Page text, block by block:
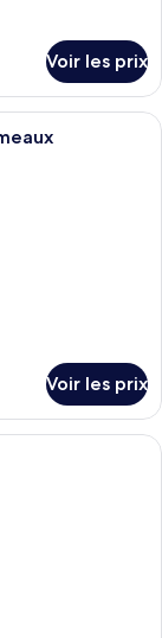
Voir les prix
avec un
Voir les prix
moderne,